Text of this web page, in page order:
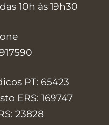
10h às 19h30
PT: 65423
ERS: 169747
23828